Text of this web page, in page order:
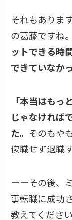
それもありま
の葛藤ですね
ットできる時
できていなか
「本当はもっ
じゃなければ
た。 そのもや
復職せず退職
ーーその後、
事転職に成功
教えてください